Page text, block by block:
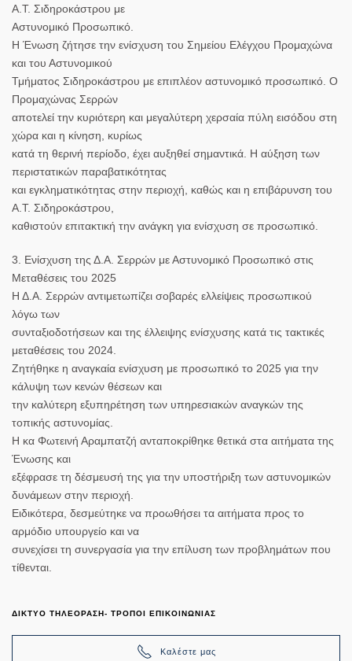
Α.Τ. Σιδηροκάστρου με
Αστυνομικό Προσωπικό.
Η Ένωση ζήτησε την ενίσχυση του Σημείου Ελέγχου Προμαχώνα
και του Αστυνομικού
Τμήματος Σιδηροκάστρου με επιπλέον αστυνομικό προσωπικό. Ο
Προμαχώνας Σερρών
αποτελεί την κυριότερη και μεγαλύτερη χερσαία πύλη εισόδου στη
χώρα και η κίνηση, κυρίως
κατά τη θερινή περίοδο, έχει αυξηθεί σημαντικά. Η αύξηση των
περιστατικών παραβατικότητας
και εγκληματικότητας στην περιοχή, καθώς και η επιβάρυνση του
Α.Τ. Σιδηροκάστρου,
καθιστούν επιτακτική την ανάγκη για ενίσχυση σε προσωπικό.
3. Ενίσχυση της Δ.Α. Σερρών με Αστυνομικό Προσωπικό στις
Μεταθέσεις του 2025
Η Δ.Α. Σερρών αντιμετωπίζει σοβαρές ελλείψεις προσωπικού
λόγω των
συνταξιοδοτήσεων και της έλλειψης ενίσχυσης κατά τις τακτικές
μεταθέσεις του 2024.
Ζητήθηκε η αναγκαία ενίσχυση με προσωπικό το 2025 για την
κάλυψη των κενών θέσεων και
την καλύτερη εξυπηρέτηση των υπηρεσιακών αναγκών της
τοπικής αστυνομίας.
Η κα Φωτεινή Αραμπατζή ανταποκρίθηκε θετικά στα αιτήματα της
Ένωσης και
εξέφρασε τη δέσμευσή της για την υποστήριξη των αστυνομικών
δυνάμεων στην περιοχή.
Ειδικότερα, δεσμεύτηκε να προωθήσει τα αιτήματα προς το
αρμόδιο υπουργείο και να
συνεχίσει τη συνεργασία για την επίλυση των προβλημάτων που
τίθενται.
ΔΙΚΤΥΟ ΤΗΛΕΟΡΑΣΗ- ΤΡΟΠΟΙ ΕΠΙΚΟΙΝΩΝΙΑΣ
Καλέστε μας